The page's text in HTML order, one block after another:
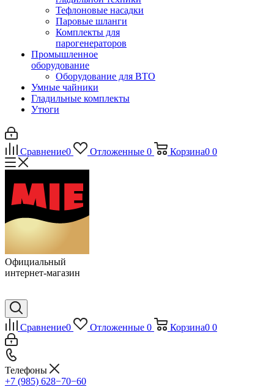
Тефлоновые насадки
Паровые шланги
Комплекты для
парогенераторов
Промышленное
оборудование
Оборудование для ВТО
Умные чайники
Гладильные комплекты
Утюги
Сравнение0 Отложенные 0 Корзина0 0
Официальный
интернет-магазин
Сравнение0 Отложенные 0 Корзина0 0
Телефоны
+7 (985) 628−70−60